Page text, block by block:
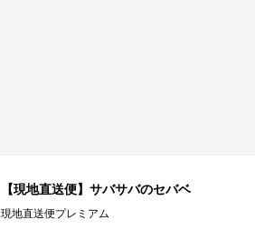
【現地直送便】サバサバのセバベ
現地直送便プレミアム